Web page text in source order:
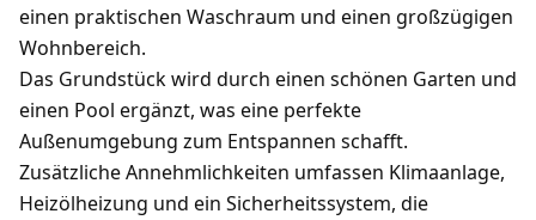
einen praktischen Waschraum und einen großzügigen
Wohnbereich.
Das Grundstück wird durch einen schönen Garten und
einen Pool ergänzt, was eine perfekte
Außenumgebung zum Entspannen schafft.
Zusätzliche Annehmlichkeiten umfassen Klimaanlage,
Heizölheizung und ein Sicherheitssystem, die